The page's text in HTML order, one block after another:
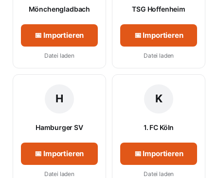
Mönchengladbach
📅 Importieren
Datei laden
TSG Hoffenheim
📅 Importieren
Datei laden
H
Hamburger SV
📅 Importieren
Datei laden
K
1. FC Köln
📅 Importieren
Datei laden